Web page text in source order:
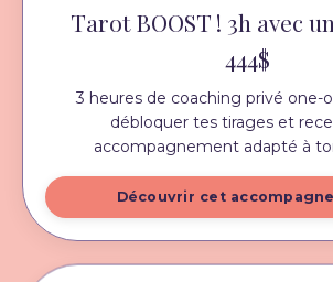
Tarot BOOST ! 3h avec
444$
3 heures de coaching privé one-
débloquer tes tirages et
accompagnement adapté à
Découvrir cet